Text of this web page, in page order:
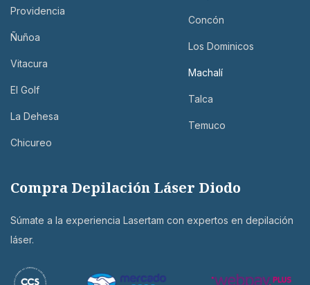
Providencia
Ñuñoa
Vitacura
El Golf
La Dehesa
Chicureo
Concón
Los Dominicos
Machalí
Talca
Temuco
Compra Depilación Láser Diodo
Súmate a la experiencia Lasertam con expertos en depilación
láser.